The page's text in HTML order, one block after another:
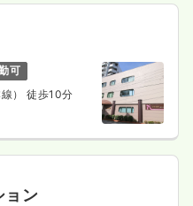
可
） 徒歩10分
ョン